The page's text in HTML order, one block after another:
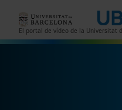
El portal de vídeo de la Universitat